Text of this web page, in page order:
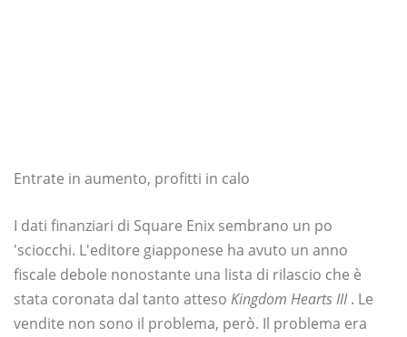
Entrate in aumento, profitti in calo
I dati finanziari di Square Enix sembrano un po
'sciocchi. L'editore giapponese ha avuto un anno
fiscale debole nonostante una lista di rilascio che è
stata coronata dal tanto atteso Kingdom Hearts III. Le
vendite non sono il problema, però. Il problema era